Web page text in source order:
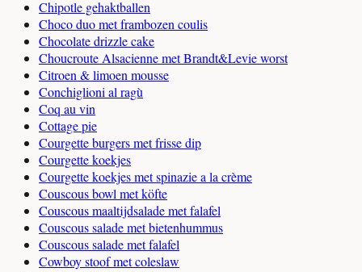
Chipotle gehaktballen
Choco duo met frambozen coulis
Chocolate drizzle cake
Choucroute Alsacienne met Brandt&Levie worst
Citroen & limoen mousse
Conchiglioni al ragù
Coq au vin
Cottage pie
Courgette burgers met frisse dip
Courgette koekjes
Courgette koekjes met spinazie a la crème
Couscous bowl met köfte
Couscous maaltijdsalade met falafel
Couscous salade met bietenhummus
Couscous salade met falafel
Cowboy stoof met coleslaw